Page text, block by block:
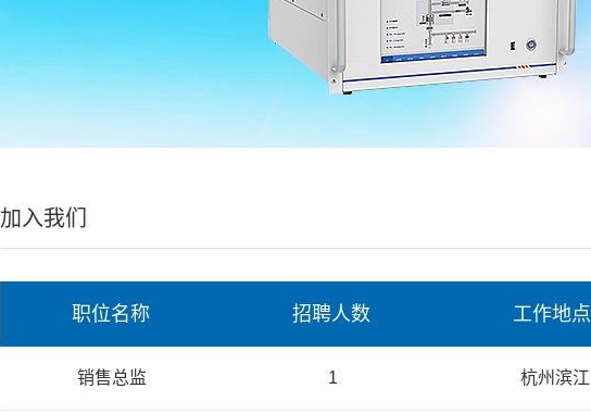
加入我们
职位名称 招聘人数 工作地点
销售总监 1 杭州滨江